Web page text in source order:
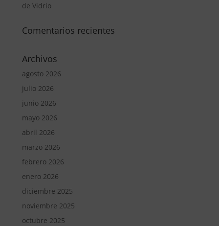
de Vidrio
Comentarios recientes
Archivos
agosto 2026
julio 2026
junio 2026
mayo 2026
abril 2026
marzo 2026
febrero 2026
enero 2026
diciembre 2025
noviembre 2025
octubre 2025